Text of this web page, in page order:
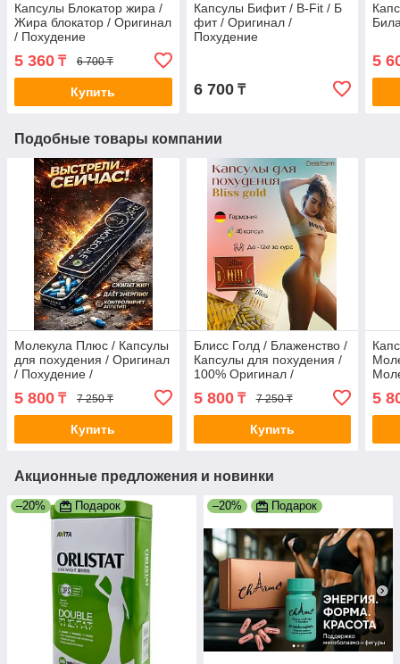
Капсулы Блокатор жира /
Жира блокатор / Оригинал
/ Похудение
5 360 ₸ 6 700 ₸
Купить
Капсулы Бифит / B-Fit / Б
фит / Оригинал /
Похудение
6 700₸
5
Подобные товары компании
Молекула Плюс / Капсулы
для похудения / Оригинал
/ Похудение /
Эффективная Сине-белая
капсула
5 800 ₸ 7 250 ₸
Купить
Блисс Голд / Блаженство /
Капсулы для похудения /
100% Оригинал /
5 800₸ 7 250 ₸
Купить
5
Акционные предложения и новинки
–20% Подарок –20% Подарок